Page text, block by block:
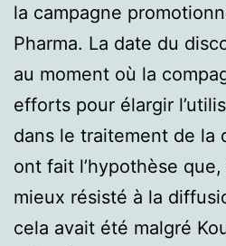
la campagne
Pharma. La date du
au moment où la
efforts pour élargir
dans le traitement de la
ont fait l’hypothèse
mieux résisté à la
cela avait été malgré